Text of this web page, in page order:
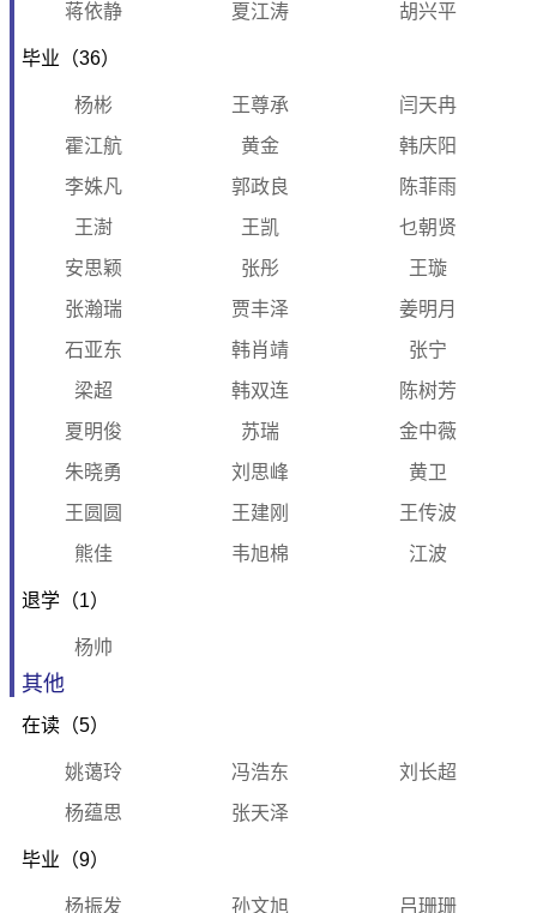
蒋依静
夏江涛 胡兴平
毕业（36）
杨彬 王尊承
闫天冉
霍江航
黄金
韩庆阳
李姝凡
郭政良
陈菲雨
王澍
王凯
乜朝贤
安思颖
张彤
王璇
张瀚瑞
贾丰泽
姜明月
石亚东
韩肖靖
张宁
梁超
韩双连
陈树芳
夏明俊
苏瑞
金中薇
朱晓勇
刘思峰
黄卫
王圆圆
王建刚
王传波
熊佳
韦旭棉 江波
退学（1）
杨帅
其他
在读（5）
姚蔼玲 冯浩东
刘长超
杨蕴思
张天泽
毕业（9）
杨振发 孙文旭 吕珊珊